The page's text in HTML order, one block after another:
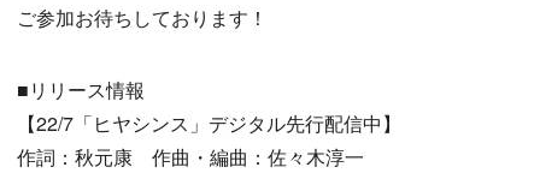
ご参加お待ちしております！
■リリース情報
【22/7「ヒヤシンス」デジタル先行配信中】
作詞：秋元康 作曲・編曲：佐々木淳一